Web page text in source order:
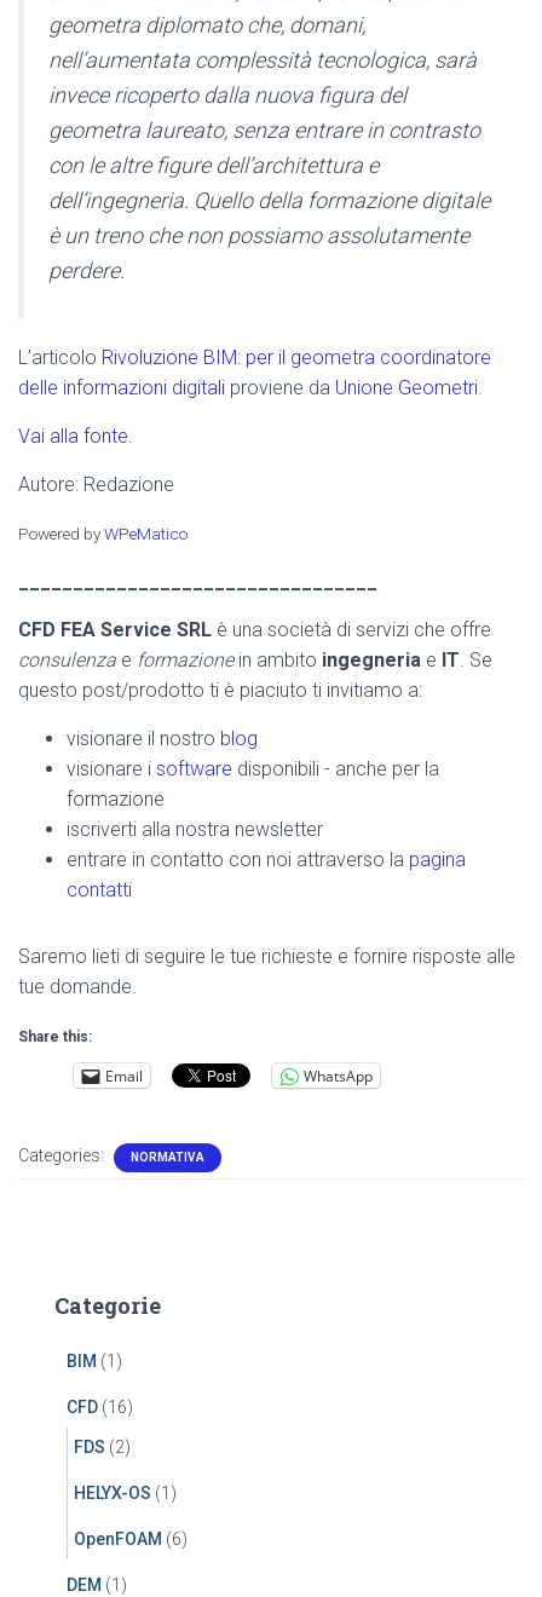
geometra diplomato che, domani,
nell’aumentata complessità tecnologica, sarà
invece ricoperto dalla nuova figura del
geometra laureato, senza entrare in contrasto
con le altre figure dell’architettura e
dell’ingegneria. Quello della formazione digitale
è un treno che non possiamo assolutamente
perdere.
L’articolo Rivoluzione BIM: per il geometra coordinatore
delle informazioni digitali proviene da Unione Geometri.
Vai alla fonte.
Autore: Redazione
Powered byWPeMatico
CFD FEA Service SRL è una società di servizi che offre
consulenza e formazionein ambito ingegneria e IT. Se
questo post/prodotto ti è piaciuto ti invitiamo a:
visionare il nostro blog
visionare i software disponibili - anche per la
formazione
iscriverti alla nostra newsletter
entrare in contatto con noi attraverso la pagina
contatti
Saremo lieti di seguire le tue richieste e fornire risposte alle
tue domande.
Share this:
Email WhatsApp
Categories: NORMATIVA
Categorie
BIM (1)
CFD (16)
FDS (2)
HELYX-OS (1)
OpenFOAM (6)
DEM (1)